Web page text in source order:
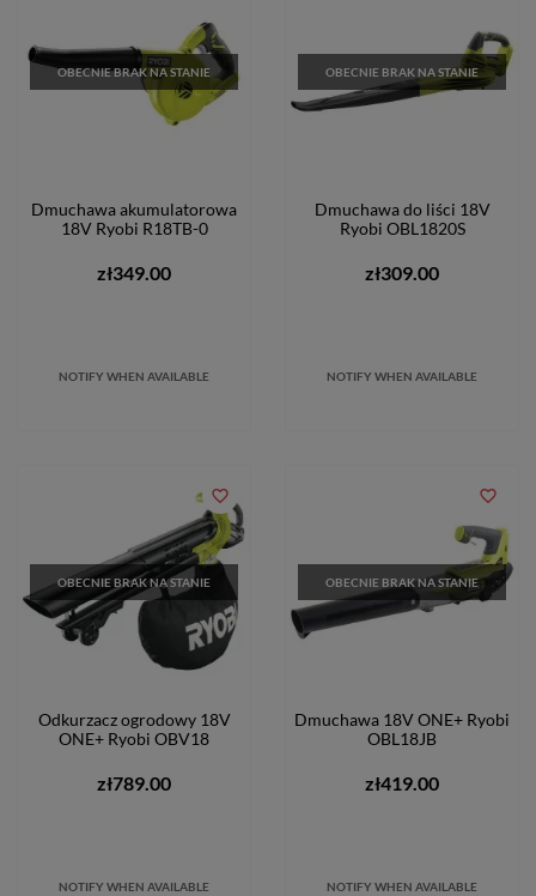
OBECNIE BRAK NA STANIE
Dmuchawa akumulatorowa
18V Ryobi R18TB-0
zł349.00
NOTIFY WHEN AVAILABLE
OBECNIE BRAK NA STANIE
Dmuchawa do liści 18V
Ryobi OBL1820S
zł309.00
NOTIFY WHEN AVAILABLE
OBECNIE BRAK NA STANIE
Odkurzacz ogrodowy 18V
ONE+ Ryobi OBV18
zł789.00
NOTIFY WHEN AVAILABLE
favorite_border
OBECNIE BRAK NA STANIE
Dmuchawa 18V ONE+ Ryobi
OBL18JB
zł419.00
NOTIFY WHEN AVAILABLE
favorite_border